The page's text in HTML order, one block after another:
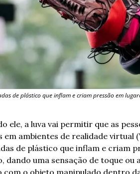
de plástico que inflam e criam pressão em
ele, a luva vai permitir que as
em ambientes de realidade virtual
de plástico que inflam e criam
dando uma sensação de toque ou